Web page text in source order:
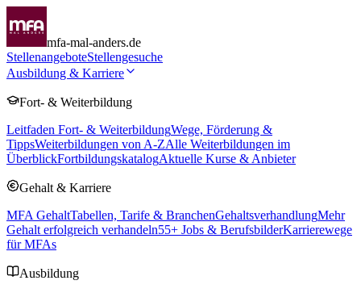
mfa-mal-anders.de
StellenangeboteStellengesuche
Ausbildung & Karriere
Fort- & Weiterbildung
Leitfaden Fort- & WeiterbildungWege, Förderung &
TippsWeiterbildungen von A-ZAlle Weiterbildungen im
ÜberblickFortbildungskatalogAktuelle Kurse & Anbieter
Gehalt & Karriere
MFA GehaltTabellen, Tarife & BranchenGehaltsverhandlungMehr
Gehalt erfolgreich verhandeln55+ Jobs & BerufsbilderKarrierewege
für MFAs
Ausbildung